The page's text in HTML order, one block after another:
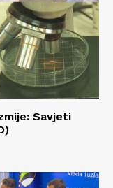
Savjeti